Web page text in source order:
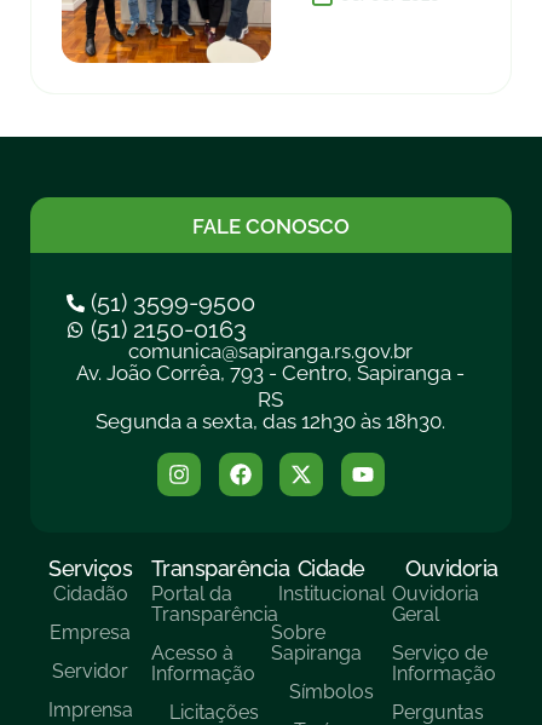
FALE CONOSCO
(51) 3599-9500
(51) 2150-0163
comunica@sapiranga.rs.gov.br
Av. João Corrêa, 793 - Centro, Sapiranga -
RS
Segunda a sexta, das 12h30 às 18h30.
Serviços
Cidadão
Empresa
Servidor
Imprensa
Transparência
Portal da
Transparência
Acesso à
Informação
Licitações
Cidade
Institucional
Sobre
Sapiranga
Símbolos
Ouvidoria
Ouvidoria
Geral
Serviço de
Informação
Perguntas